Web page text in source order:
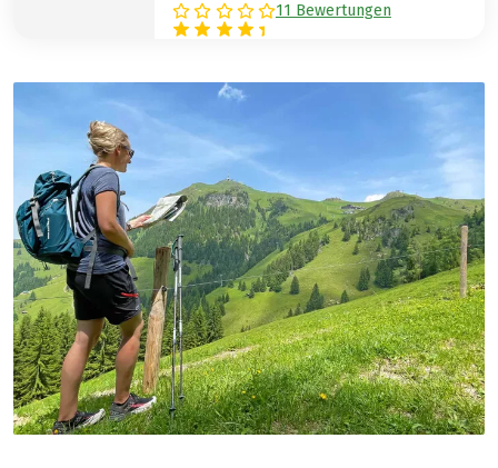
11 Bewertungen